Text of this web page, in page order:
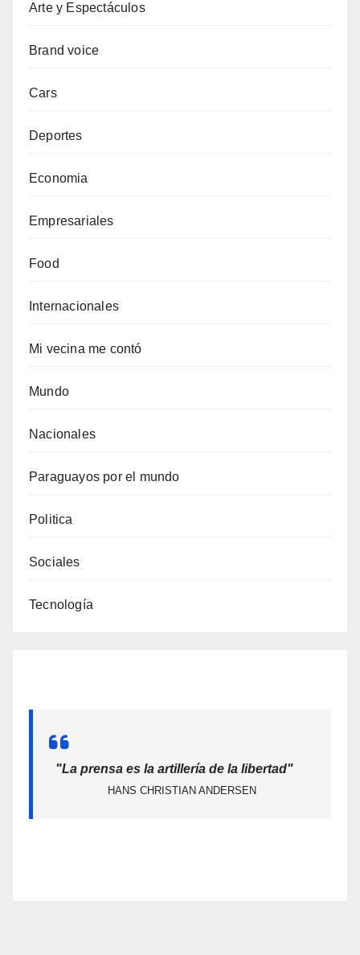
Arte y Espectáculos
Brand voice
Cars
Deportes
Economia
Empresariales
Food
Internacionales
Mi vecina me contó
Mundo
Nacionales
Paraguayos por el mundo
Politica
Sociales
Tecnología
"La prensa es la artillería de la libertad"
HANS CHRISTIAN ANDERSEN